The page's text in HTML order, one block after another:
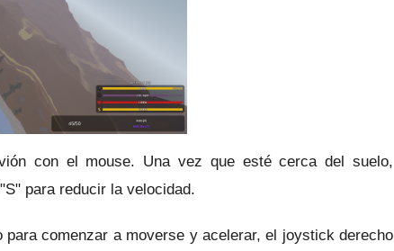
con el mouse. Una vez que esté cerca del suelo,
para reducir la velocidad.
comenzar a moverse y acelerar, el joystick derecho